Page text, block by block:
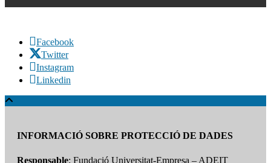
Facebook
Twitter
Instagram
Linkedin
INFORMACIÓ SOBRE PROTECCIÓ DE DADES
Responsable: Fundació Universitat-Empresa – ADEIT